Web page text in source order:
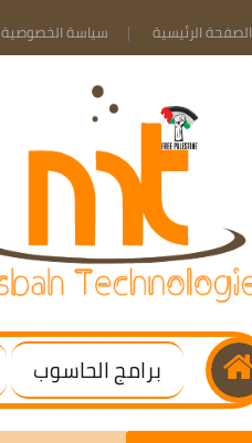
الصفحة الرئيسية سياسة الخصوصية
برامج الحاسوب